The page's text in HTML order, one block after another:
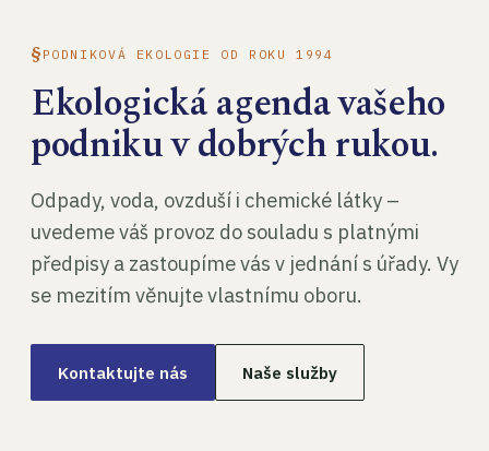
PODNIKOVÁ EKOLOGIE OD ROKU 1994
Ekologická agenda vašeho
podniku v dobrých rukou.
Odpady, voda, ovzduší i chemické látky –
uvedeme váš provoz do souladu s platnými
předpisy a zastoupíme vás v jednání s úřady. Vy
se mezitím věnujte vlastnímu oboru.
Kontaktujte nás Naše služby